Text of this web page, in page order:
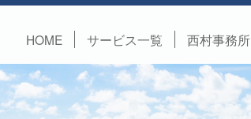
HOME サービス一覧 西村事務所